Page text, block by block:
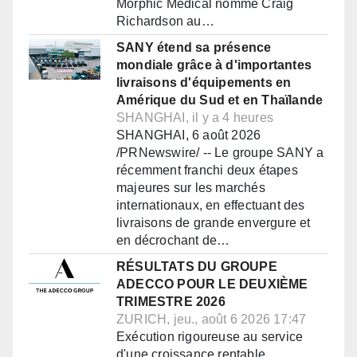
Morphic Medical nomme Craig
Richardson au…
SANY étend sa présence
mondiale grâce à d'importantes
livraisons d'équipements en
Amérique du Sud et en Thaïlande
SHANGHAI, il y a 4 heures
SHANGHAI, 6 août 2026
/PRNewswire/ -- Le groupe SANY a
récemment franchi deux étapes
majeures sur les marchés
internationaux, en effectuant des
livraisons de grande envergure et
en décrochant de…
RÉSULTATS DU GROUPE
ADECCO POUR LE DEUXIÈME
TRIMESTRE 2026
ZURICH, jeu., août 6 2026 17:47
Exécution rigoureuse au service